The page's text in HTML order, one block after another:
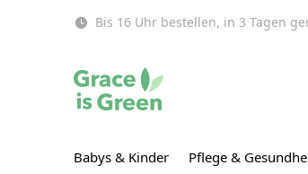
Babys & Kinder Pflege &
Bis 16 Uhr bestellen, in 3 Tagen genießen